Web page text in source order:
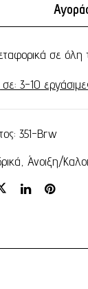
σε όλη
3-10
351-Brw
,Άνοιξη/